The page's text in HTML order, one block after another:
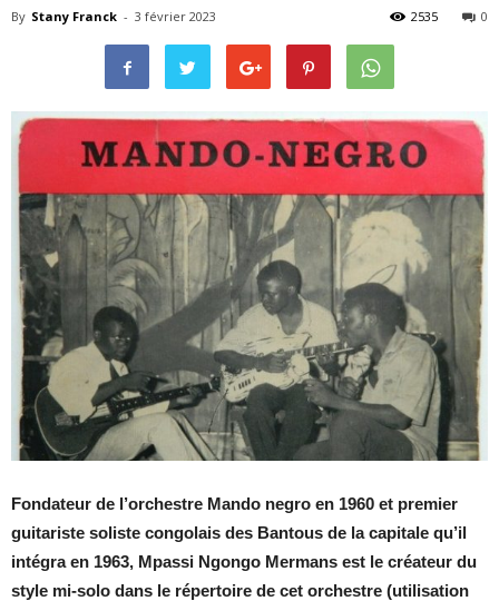
By Stany Franck - 3 février 2023 0
2535
Fondateur de l’orchestre Mando negro en 1960 et premier
guitariste soliste congolais des Bantous de la capitale qu’il
intégra en 1963, Mpassi Ngongo Mermans est le créateur du
style mi-solo dans le répertoire de cet orchestre (utilisation